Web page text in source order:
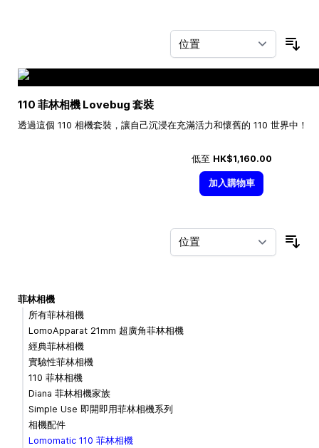
110 菲林相機 Lovebug 套裝
透過這個 110 相機套裝，讓自己沉浸在充滿活力和懷舊的 110 世界中！
低至 HK$1,160.00
加入購物車
菲林相機
所有菲林相機
LomoApparat 21mm 超廣角菲林相機
經典菲林相機
實驗性菲林相機
110 菲林相機
Diana 菲林相機家族
Simple Use 即開即用菲林相機系列
相機配件
Lomomatic 110 菲林相機